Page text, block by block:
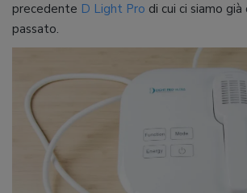
precedente D Light Pro di cui ci siamo
passato.